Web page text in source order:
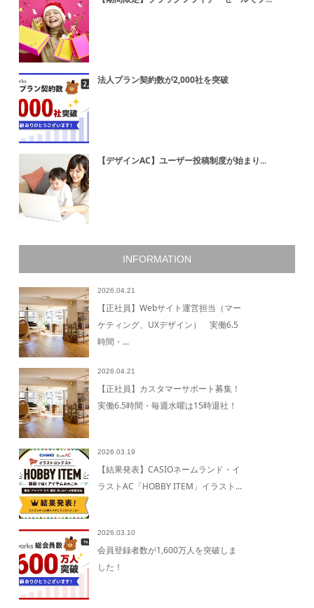
法人プラン契約数が2,000社を突破
【デザインAC】ユーザー投稿制度が始まり...
INFORMATION
2026.04.21
【正社員】Webサイト運営担当（マー
ケティング、UXデザイン） 実働6.5
時間・...
2026.04.21
【正社員】カスタマーサポート募集！
実働6.5時間・毎週水曜は15時退社！
2026.03.19
【結果発表】CASIOネームランド・イ
ラストAC「HOBBY ITEM」イラスト...
2026.03.10
会員登録者数が1,600万人を突破しま
した！